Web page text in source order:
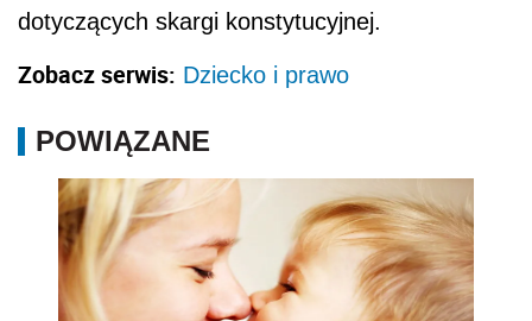
dotyczących skargi konstytucyjnej.
Zobacz serwis: Dziecko i prawo
POWIĄZANE